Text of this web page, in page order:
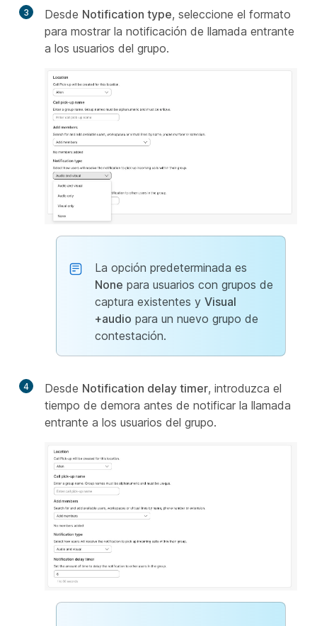
3 Desde Notification type, seleccione el formato
para mostrar la notificación de llamada entrante
a los usuarios del grupo.
La opción predeterminada es
None para usuarios con grupos de
captura existentes y Visual
+audio para un nuevo grupo de
contestación.
4 Desde Notification delay timer, introduzca el
tiempo de demora antes de notificar la llamada
entrante a los usuarios del grupo.